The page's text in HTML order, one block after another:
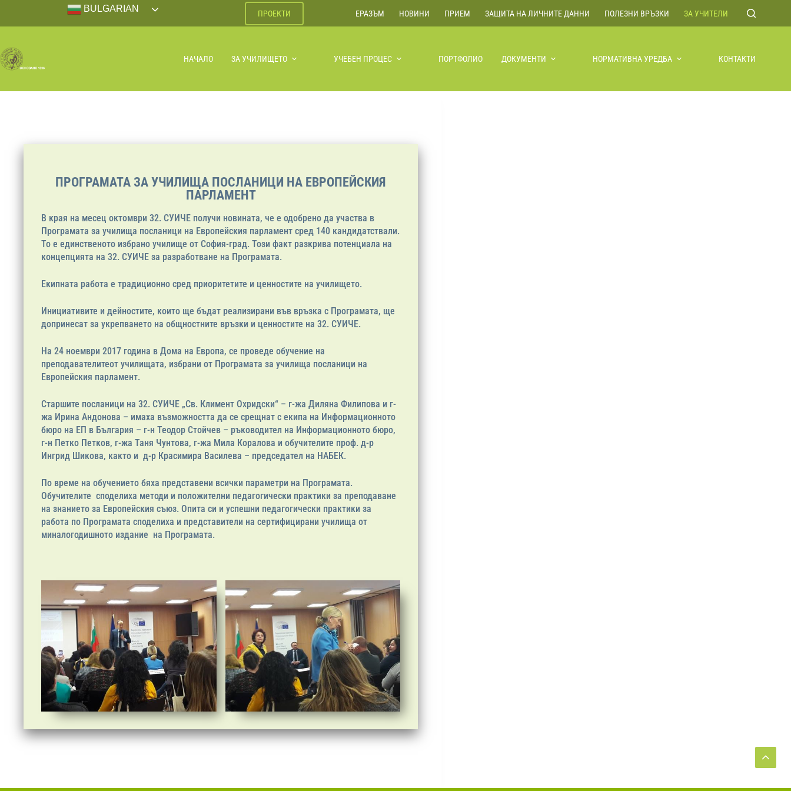
ПРОЕКТИ ЕРАЗЪМ НОВИНИ ПРИЕМ ЗАЩИТА НА ЛИЧНИТЕ ДАННИ ПОЛЕЗНИ ВРЪЗКИ ЗА УЧИТЕЛИ
НАЧАЛО ЗА УЧИЛИЩЕТО УЧЕБЕН ПРОЦЕС ПОРТФОЛИО ДОКУМЕНТИ НОРМАТИВНА УРЕДБА КОНТАКТИ
ПРОГРАМАТА ЗА УЧИЛИЩА ПОСЛАНИЦИ НА ЕВРОПЕЙСКИЯ
ПАРЛАМЕНТ
В края на месец октомври 32. СУИЧЕ получи новината, че е одобрено да участва в
Програмата за училища посланици на Европейския парламент сред 140 кандидатствали.
То е единственото избрано училище от София-град. Този факт разкрива потенциала на
концепцията на 32. СУИЧЕ за разработване на Програмата.
Екипната работа е традиционно сред приоритетите и ценностите на училището.
Инициативите и дейностите, които ще бъдат реализирани във връзка с Програмата, ще
допринесат за укрепването на общностните връзки и ценностите на 32. СУИЧЕ.
На 24 ноември 2017 година в Дома на Европа, се проведе обучение на
преподавателитеот училищата, избрани от Програмата за училища посланици на
Европейския парламент.
Старшите посланици на 32. СУИЧЕ „Св. Климент Охридски“ – г-жа Диляна Филипова и г-
жа Ирина Андонова – имаха възможността да се срещнат с екипа на Информационното
бюро на ЕП в България – г-н Теодор Стойчев – ръководител на Информационното бюро,
г-н Петко Петков, г-жа Таня Чунтова, г-жа Мила Коралова и обучителите проф. д-р
Ингрид Шикова, както и д-р Красимира Василева – председател на НАБЕК.
По време на обучението бяха представени всички параметри на Програмата.
Обучителите споделиха методи и положителни педагогически практики за преподаване
на знанието за Европейския съюз. Опита си и успешни педагогически практики за
работа по Програмата споделиха и представители на сертифицирани училища от
миналогодишното издание на Програмата.
BULGARIAN